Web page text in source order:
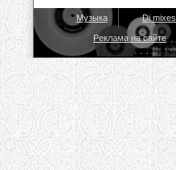
Музыка Dj mixes
Реклама на сайте